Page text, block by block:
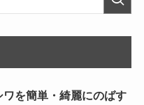
ワを簡単・綺麗にのばす